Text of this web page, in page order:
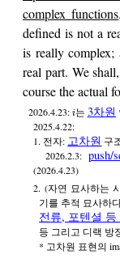
complex functions
defined is not a
is really complex;
real part. We
course the actual
2026.4.23: i는 3차원
2025.4.22:
1. 전자: 고차원 구
2026.2.3: push/
(2026.4.23)
2. (자연 묘사하는
기를 추적 묘사하
전류, 포텐셜
등 그리고 디랙 방
* 고차원 표현의